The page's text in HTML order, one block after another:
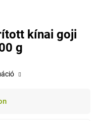
kínai goji
g